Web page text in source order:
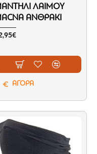
ΛΑΙΜΟΎ
ΑΝΘΡΑΚΊ
ΑΓΟΡΑ